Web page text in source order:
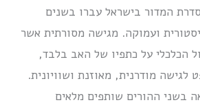
המדור בישראל עברו בשנים
ועמוקה. מגישה מסורתית אשר
הכלכלי על כתפיו של האב בלבד,
מודרנית, מאוזנת ושוויונית.
בשני ההורים שותפים מלאים